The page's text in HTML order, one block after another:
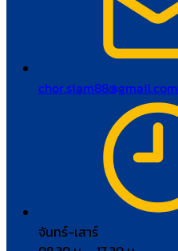
chor.siam88@gmail.com
จันทร์–เสาร์